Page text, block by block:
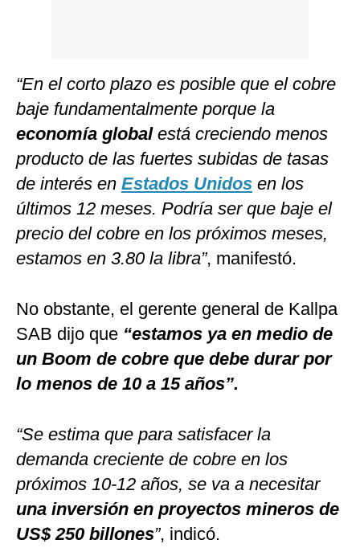
“En el corto plazo es posible que el cobre
baje fundamentalmente porque la
economía global está creciendo menos
producto de las fuertes subidas de tasas
de interés en Estados Unidos en los
últimos 12 meses. Podría ser que baje el
precio del cobre en los próximos meses,
estamos en 3.80 la libra”, manifestó.
No obstante, el gerente general de Kallpa
SAB dijo que “estamos ya en medio de
un Boom de cobre que debe durar por
lo menos de 10 a 15 años”.
“Se estima que para satisfacer la
demanda creciente de cobre en los
próximos 10-12 años, se va a necesitar
una inversión en proyectos mineros de
US$ 250 billones”, indicó.